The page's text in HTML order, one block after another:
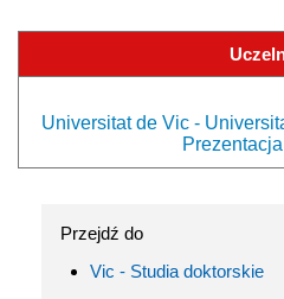
Universitat de Vic -
Przejdź do
Vic - Studia doktorskie